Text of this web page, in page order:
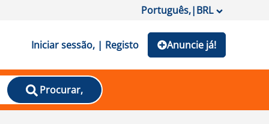
Português,|BRL
Iniciar sessão, | Registo Anuncie já!
Procurar,